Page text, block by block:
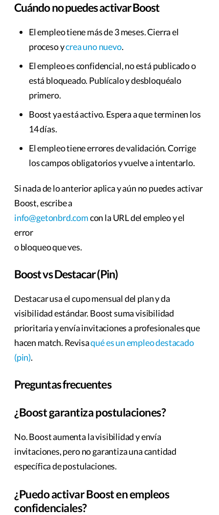
Cuándo no puedes activar Boost
El empleo tiene más de 3 meses. Cierra el
proceso ycrea uno nuevo.
El empleo es confidencial, no está publicado o
está bloqueado. Publícalo y desbloquéalo
primero.
Boost ya está activo. Espera a que terminen los
14 días.
El empleo tiene errores de validación. Corrige
los campos obligatorios y vuelve a intentarlo.
Si nada de lo anterior aplica y aún no puedes activar
Boost, escribe a
info@getonbrd.comcon la URL del empleo y el
error
o bloqueo que ves.
Boost vs Destacar (Pin)
Destacar usa el cupo mensual del plan y da
visibilidad estándar. Boost suma visibilidad
prioritaria y envía invitaciones a profesionales que
hacen match. Revisaqué es un empleo destacado
(pin).
Preguntas frecuentes
¿Boost garantiza postulaciones?
No. Boost aumenta la visibilidad y envía
invitaciones, pero no garantiza una cantidad
específica de postulaciones.
¿Puedo activar Boost en empleos
confidenciales?